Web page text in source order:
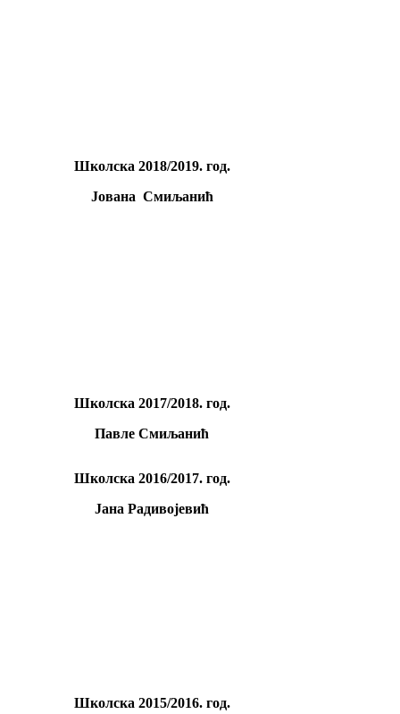
Школскa 2018/2019. год.
Јована Смиљанић
Школскa 2017/2018. год.
Павле Смиљанић
Школскa 2016/2017. год.
Јана Радивојевић
Школскa 2015/2016. год.